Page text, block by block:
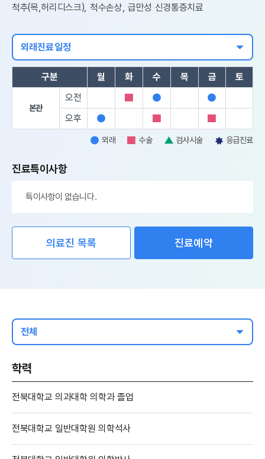
척추(목,허리디스크), 척수손상, 급만성 신경통증치료
외래진료일정
구분 월 화 수 목 금 토
본관
오전
수
외
래
외
래
오후
외
래
수
수
술
외
외래
수
수술
검검사시술
응응급진료
진료특이사항
특이사항이 없습니다.
의료진 목록 진료예약
전체
학력
전북대학교 의과대학 의학과 졸업
전북대학교 일반대학원 의학석사